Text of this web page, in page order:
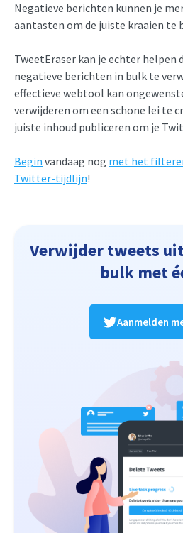
Negatieve berichten kunnen je
aantasten om de juiste kraaien te
TweetEraser kan je echter
negatieve berichten in bulk te
effectieve webtool kan
verwijderen om een schone lei te
juiste inhoud publiceren om je
Begin vandaag nog met het
Twitter-tijdlijn!
Verwijder tweets
bulk met
Aanmelden